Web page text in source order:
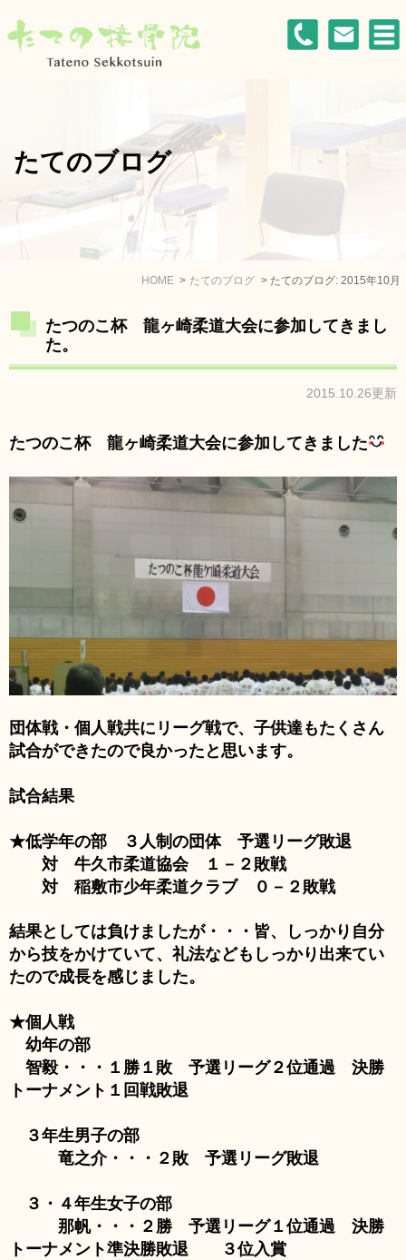
たてのブログ
HOME たてのブログ たてのブログ: 2015年10月
たつのこ杯 龍ヶ崎柔道大会に参加してきまし
た。
2015.10.26更新
たつのこ杯 龍ヶ崎柔道大会に参加してきました
団体戦・個人戦共にリーグ戦で、子供達もたくさん
試合ができたので良かったと思います。
試合結果
★低学年の部 ３人制の団体 予選リーグ敗退
対 牛久市柔道協会 １－２敗戦
対 稲敷市少年柔道クラブ ０－２敗戦
結果としては負けましたが・・・皆、しっかり自分
から技をかけていて、礼法などもしっかり出来てい
たので成長を感じました。
★個人戦
幼年の部
智毅・・・１勝１敗 予選リーグ２位通過 決勝
トーナメント１回戦敗退
３年生男子の部
竜之介・・・２敗 予選リーグ敗退
３・４年生女子の部
那帆・・・２勝 予選リーグ１位通過 決勝
トーナメント準決勝敗退
３位入賞